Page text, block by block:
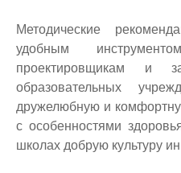
Методические
удобным
проектировщикам и
образовательных
дружелюбную и
с особенностями
школах добрую культуру